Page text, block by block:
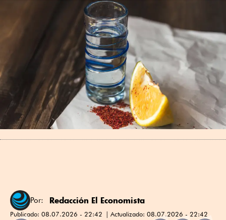
Por: Redacción El Economista
Publicado: 08.07.2026 - 22:42 Actualizado: 08.07.2026 - 22:42